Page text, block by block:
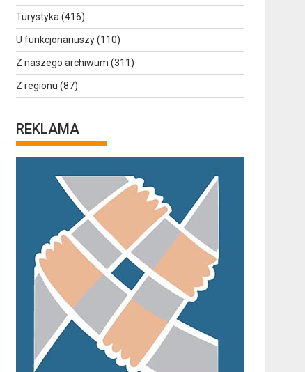
Turystyka (416)
U funkcjonariuszy(110)
Z naszego archiwum (311)
Z regionu (87)
REKLAMA